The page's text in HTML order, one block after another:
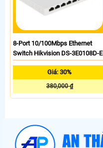
8-Port 10/100Mbps Ethernet
Switch Hikvision DS-3E0108D-E
Giá: 30%
380,000 ₫